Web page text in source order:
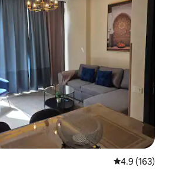
Calificación
4.9 (163)